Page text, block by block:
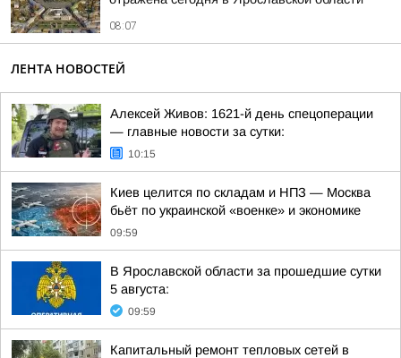
08:07
ЛЕНТА НОВОСТЕЙ
Алексей Живов: 1621-й день спецоперации
— главные новости за сутки:
10:15
Киев целится по складам и НПЗ — Москва
бьёт по украинской «военке» и экономике
09:59
В Ярославской области за прошедшие сутки
5 августа:
09:59
Капитальный ремонт тепловых сетей в